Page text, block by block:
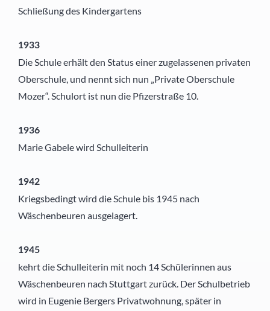
Schließung des Kindergartens
1933
Die Schule erhält den Status einer zugelassenen privaten
Oberschule, und nennt sich nun „Private Oberschule
Mozer“. Schulort ist nun die Pfizerstraße 10.
1936
Marie Gabele wird Schulleiterin
1942
Kriegsbedingt wird die Schule bis 1945 nach
Wäschenbeuren ausgelagert.
1945
kehrt die Schulleiterin mit noch 14 Schülerinnen aus
Wäschenbeuren nach Stuttgart zurück. Der Schulbetrieb
wird in Eugenie Bergers Privatwohnung, später in